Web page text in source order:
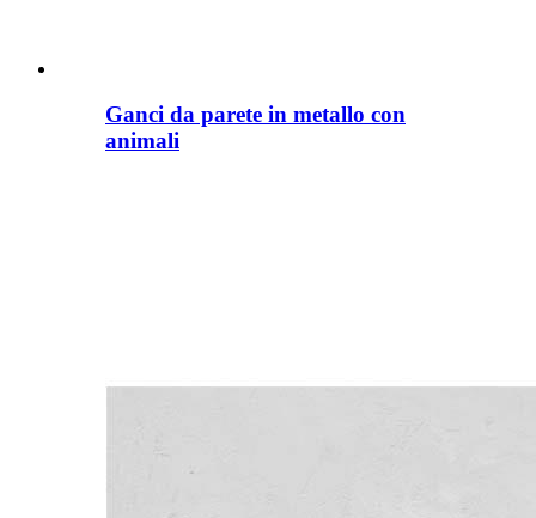
Ganci da parete in metallo con
animali